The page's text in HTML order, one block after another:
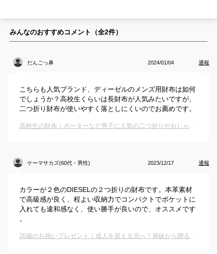
みんなのおすすめコメント（全2件）
だんごっ鼻 2024/01/04 通報
こちらも人気ブランド、ディーゼルのメンズ用財布は如何
でしょうか？高校生くらいは長財布が人気みたいですが、
二つ折り財布が使いやすく落としにくいのでお薦めです。
高校生の財布｜ポーターなど男子に人気の二つ折りやおしゃれなメンズ財布のおすすめは？
ケーマサカズ(60代・男性) 2023/12/17 通報
カラーが２色のDIESELの２つ折りの財布です。本革素材
で高級感が良く、程よい収納力でコンパクトでポケットに
入れても違和感なく、使い勝手が良いので、オススメです
。
20歳のお祝いプレゼント｜成人を迎える兄へ！弟妹から贈るギフトのおすすめは？